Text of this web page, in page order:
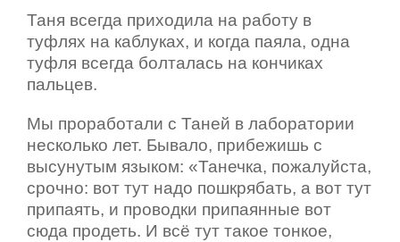
Таня всегда приходила на работу в
туфлях на каблуках, и когда паяла, одна
туфля всегда болталась на кончиках
пальцев.
Мы проработали с Таней в лаборатории
несколько лет. Бывало, прибежишь с
высунутым языком: «Танечка, пожалуйста,
срочно: вот тут надо пошкрябать, а вот тут
припаять, и проводки припаянные вот
сюда продеть. И всё тут такое тонкое,